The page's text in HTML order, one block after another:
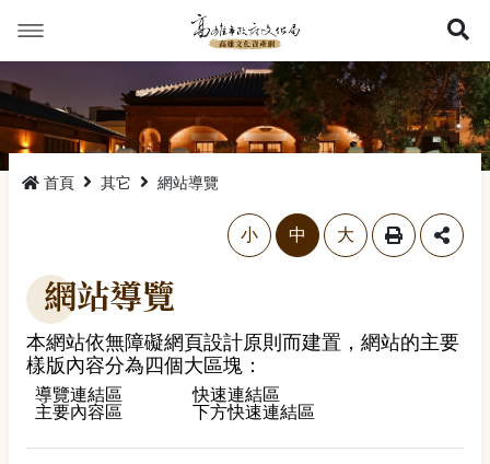
首頁 其它 網站導覽
略過字型切換，社群分享工具列
小 中 大
網站導覽
本網站依無障礙網頁設計原則而建置，網站的主要
樣版內容分為四個大區塊：
導覽連結區
快速連結區
主要內容區
下方快速連結區